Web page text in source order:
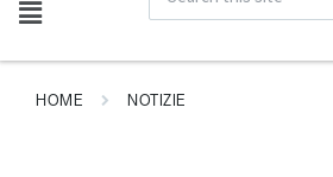
HOME NOTIZIE